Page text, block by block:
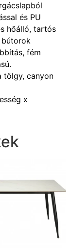
és PU
hőálló, tartós
bútorok
fém
tölgy, canyon
x